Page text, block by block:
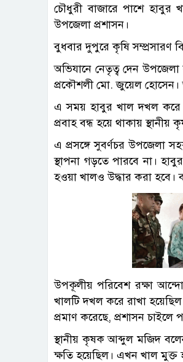
চৌধুরী বাজারে পাশে
উপজেলা প্রশাসন।
বুধবার দুপুরে কৃষি সম্প্রসারণ
অভিযানে নেতৃত্ব দেন
প্রকৌশলী মো. জুয়েল হোসেন।
এ সময় হাবুর খাল দখল করে
প্রবাহ বন্ধ হয়ে থাকায়
এ প্রসঙ্গে সুবর্ণচর উপজেলা
স্থাপনা গড়তে পারবে না।
হওয়া খালও উদ্ধার করা হবে।
উপকূলীয় পরিবেশ রক্ষা
খালটি দখল করে রাখা
প্রমাণ করেছে, প্রশাসন চাইলে
স্থানীয় কৃষক আব্দুল মজিদ
ক্ষতি হয়েছিল। এখন খাল মুক্ত